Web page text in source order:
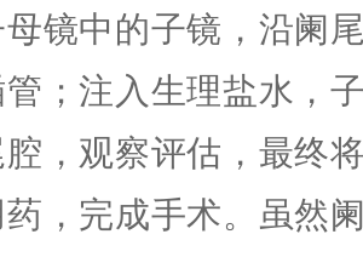
镜中的子镜，沿阑
管；注入生理盐水，
，观察评估，最终
，完成手术。
虽然